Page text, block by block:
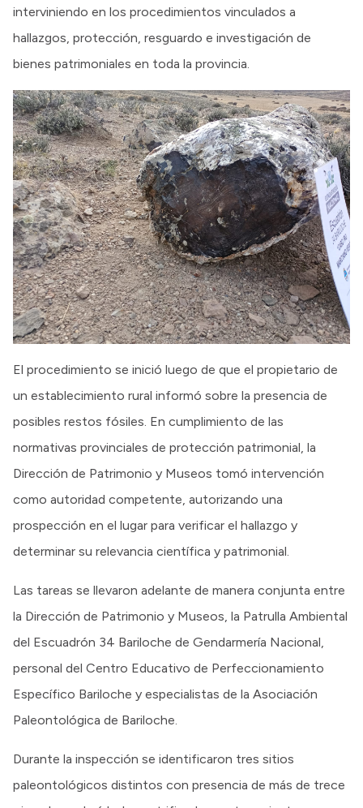
interviniendo en los procedimientos vinculados a
hallazgos, protección, resguardo e investigación de
bienes patrimoniales en toda la provincia.
El procedimiento se inició luego de que el propietario de
un establecimiento rural informó sobre la presencia de
posibles restos fósiles. En cumplimiento de las
normativas provinciales de protección patrimonial, la
Dirección de Patrimonio y Museos tomó intervención
como autoridad competente, autorizando una
prospección en el lugar para verificar el hallazgo y
determinar su relevancia científica y patrimonial.
Las tareas se llevaron adelante de manera conjunta entre
la Dirección de Patrimonio y Museos, la Patrulla Ambiental
del Escuadrón 34 Bariloche de Gendarmería Nacional,
personal del Centro Educativo de Perfeccionamiento
Específico Bariloche y especialistas de la Asociación
Paleontológica de Bariloche.
Durante la inspección se identificaron tres sitios
paleontológicos distintos con presencia de más de trece